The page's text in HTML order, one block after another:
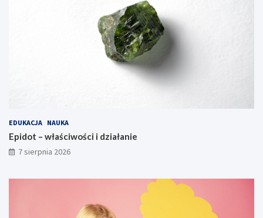
EDUKACJA NAUKA
Epidot – właściwości i działanie
7 sierpnia 2026